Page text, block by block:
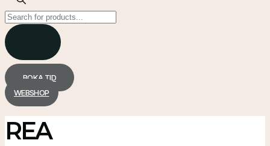
Products
search
BOKA TID
WEBSHOP
REA